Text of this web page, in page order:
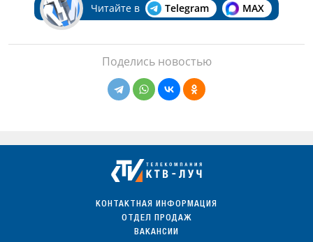
Читайте в Telegram MAX
Поделись новостью
КОНТАКТНАЯ ИНФОРМАЦИЯ
ОТДЕЛ ПРОДАЖ
ВАКАНСИИ